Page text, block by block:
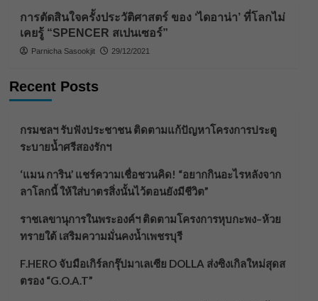
การตัดสินใจครั้งประวัติศาสตร์ ของ ‘ไดอาน่า’ ที่โลกไม่
เคยรู้ “SPENCER สเปนเซอร์”
Parnicha Sasookjit 29/12/2021
Recent Posts
กรมชลฯ รับฟังประชาชน ติดตามแก้ปัญหาโครงการประตู
ระบายน้ำศรีสองรักฯ
‘แมน การิน’ แชร์ความเชื่อชวนคิด! “อยากกินอะไรหลังจาก
ลาโลกนี้ ให้ใส่บาตรสิ่งนั้นไว้ตอนยังมีชีวิต”
ราชเลขานุการในพระองค์ฯ ติดตามโครงการหุบกะพง–ห้วย
ทรายใต้ เสริมความมั่นคงน้ำเพชรบุรี
F.HERO จับมือเกิร์ลกรุ๊ปมาเลเซีย DOLLA ส่งซิงเกิลใหม่สุดส
ตรอง “G.O.A.T”